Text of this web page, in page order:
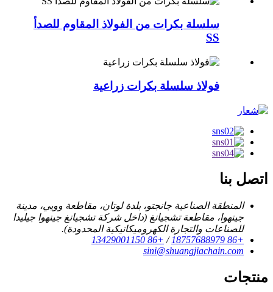
سلسلة بكرات من الفولاذ المقاوم للصدأ
SS
فولاذ سلسلة بكرات زراعية
اتصل بنا
المنطقة الصناعية جانجتو، بلدة لوتان، مقاطعة وويي، مدينة
جينهوا، مقاطعة تشجيانغ (داخل شركة تشجيانغ جينهوا جيليدا
للصناعات والتجارة الكهروميكانيكية المحدودة).
+86 18757688979
/
+86 13429001150
sini@shuangjiachain.com
منتجات